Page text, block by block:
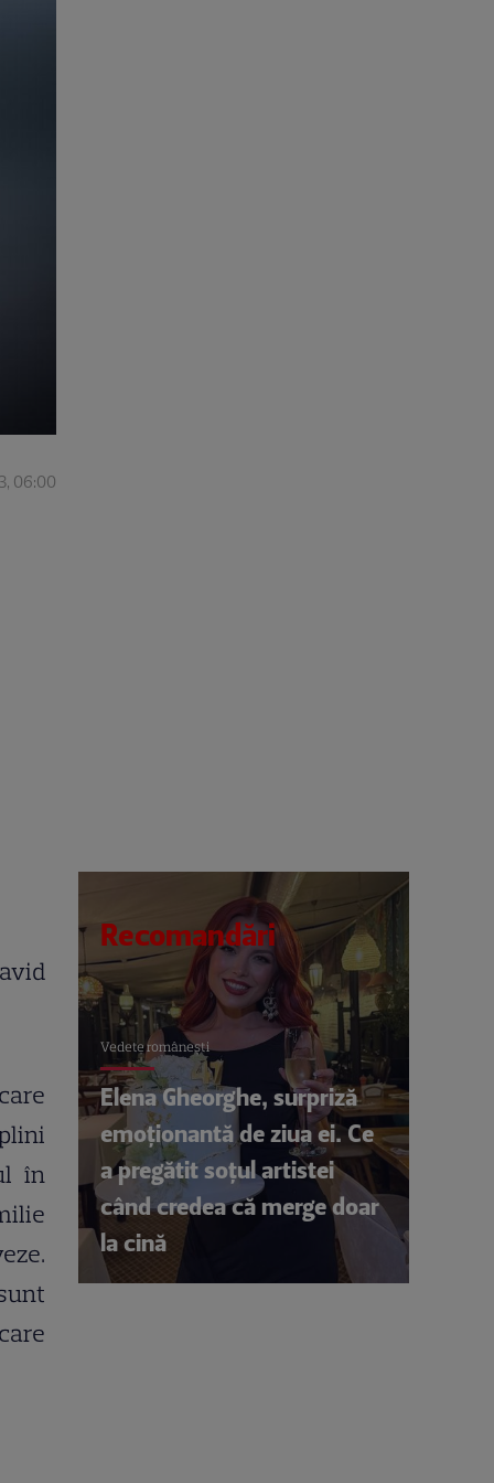
06:00
în
Recomandări
Vedete româneşti
Elena Gheorghe, surpriză
emoționantă de ziua ei. Ce
a pregătit soțul artistei
când credea că merge doar
la cină